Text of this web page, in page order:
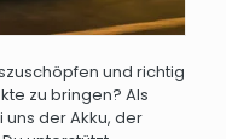
und richtig
zu bringen? Als
der Akku, der